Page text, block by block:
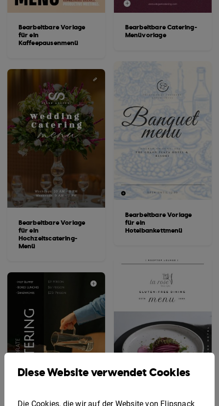
Bearbeitbare Vorlage
für ein
Kaffeepausenmenü
Bearbeitbare Vorlage
für ein
Hochzeitscatering-
Menü
Bearbeitbare Catering-
Menüvorlage
Bearbeitbare Vorlage
für ein
Hotelbankettmenü
Diese Website verwendet Cookies
Die Cookies, die wir auf der Website von Flipsnack